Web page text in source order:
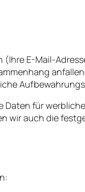
E-Mail-
Daten für
wir auch die